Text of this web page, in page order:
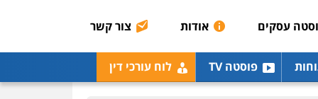
עסקים אודות צור קשר
פוסטה TV לוח עורכי דין
מחיקת כתבות מגוגל
ודחיקת אזכורים שליליים
דין
0522508109